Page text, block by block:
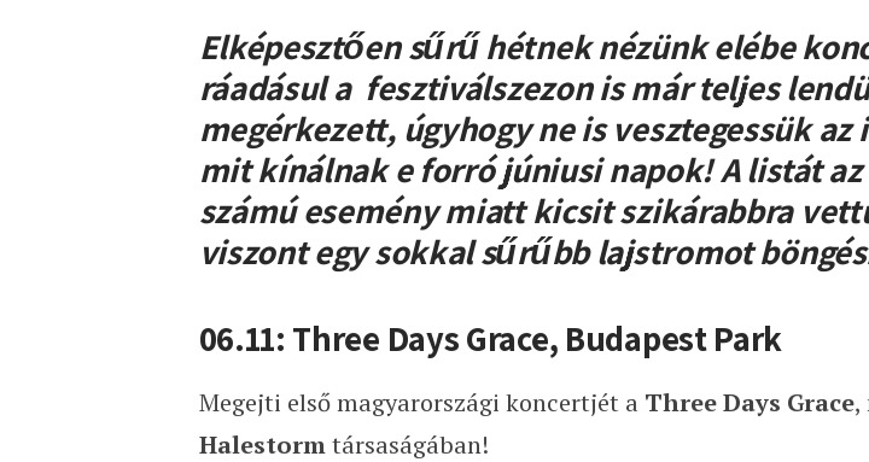
Koncertdömping a forró napokra: Sum 41,
Elképesztően sűrű hétnek nézünk elébe
ráadásul a fesztiválszezon is már teljes
megérkezett, úgyhogy ne is vesztegessük
mit kínálnak e forró júniusi napok! A listát az
számú esemény miatt kicsit szikárabbra
viszont egy sokkal sűrűbb lajstromot
06.11: Three Days Grace, Budapest Park
Megejti első magyarországi koncertjét a Three Days Grace,
Halestormtársaságában!